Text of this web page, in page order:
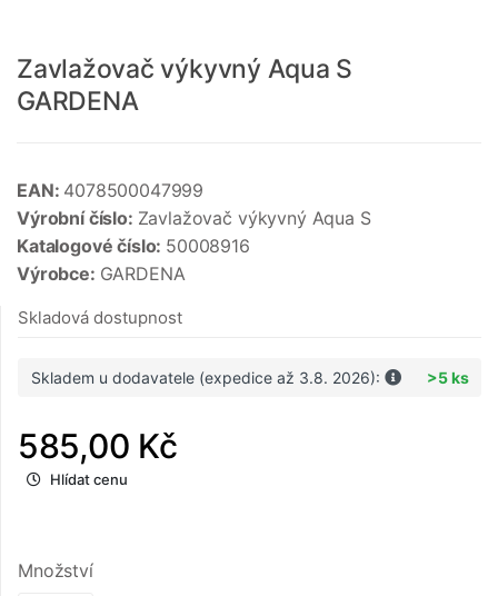
Zavlažovač výkyvný Aqua S
GARDENA
EAN: 4078500047999
Výrobní číslo: Zavlažovač výkyvný Aqua S
Katalogové číslo: 50008916
Výrobce: GARDENA
Skladová dostupnost
Skladem u dodavatele (expedice až 3.8. 2026): >5 ks
585,00 Kč
Hlídat cenu
Množství